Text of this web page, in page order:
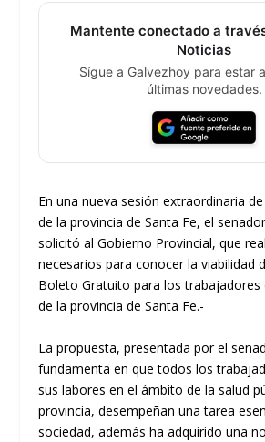
Mantente conectado a
Noticias
Sígue a Galvezhoy para estar
últimas novedades.
En una nueva sesión extraordinaria
de la provincia de Santa Fe, el
solicitó al Gobierno Provincial, que
necesarios para conocer la viabilidad
Boleto Gratuito para los trabajadores
de la provincia de Santa Fe.-
La propuesta, presentada por el
fundamenta en que todos los
sus labores en el ámbito de la salud
provincia, desempeñan una tarea
sociedad, además ha adquirido una